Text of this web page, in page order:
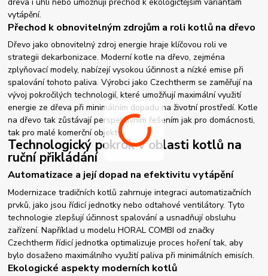
vytápění.
Přechod k obnovitelným zdrojům a roli kotlů na dřevo
Dřevo jako obnovitelný zdroj energie hraje klíčovou roli ve
strategii dekarbonizace. Moderní kotle na dřevo, zejména
zplyňovací modely, nabízejí vysokou účinnost a nízké emise při
spalování tohoto paliva. Výrobci jako Czechtherm se zaměřují na
vývoj pokročilých technologií, které umožňují maximální využití
energie ze dřeva při minimálním dopadu na životní prostředí. Kotle
na dřevo tak zůstávají perspektivním řešením jak pro domácnosti,
tak pro malé komerční objekty.
Technologický pokrok v oblasti kotlů na
ruční přikládání
Automatizace a její dopad na efektivitu vytápění
Modernizace tradičních kotlů zahrnuje integraci automatizačních
prvků, jako jsou řídicí jednotky nebo odtahové ventilátory. Tyto
technologie zlepšují účinnost spalování a usnadňují obsluhu
zařízení. Například u modelu HORAL COMBI od značky
Czechtherm řídicí jednotka optimalizuje proces hoření tak, aby
bylo dosaženo maximálního využití paliva při minimálních emisích.
Ekologické aspekty moderních kotlů